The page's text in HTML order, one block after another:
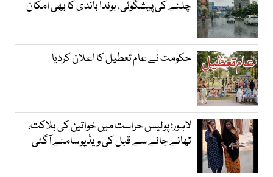
چلنے کی پیشگوئی، بوندا باندی کا بھی امکان
حکومت نے عام تعطیل کا اعلان کردیا
لاہور؛ پولیس حراست میں خواتین کی ہلاکت،
تھانے جانے سے قبل کی ویڈیو سامنے آگئی